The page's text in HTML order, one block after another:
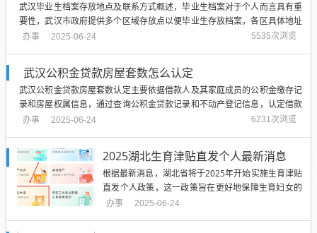
武汉毕业生档案存放地点及联系方式概述，毕业生档案对于个人而言具有重
要性，武汉市政府提供多个区域存放点以便毕业生存放档案，各区具体地址
和电话已附上，方便毕业生查询和办理相关手续，毕业生可根据自身情况选
办事 2025-06-24 5535次浏览
武汉公积金贷款房屋套数怎么认定
武汉公积金贷款房屋套数认定主要依据借款人及其家庭成员的公积金缴存记
录和房屋权属信息，通过查询公积金贷款记录和不动产登记信息，认定借款
人家庭名下房屋套数，具体认定标准可能包括首次购房、二次购房以及多次
办事 2025-06-24 6231次浏览
2025湖北生育津贴直发个人最新消息
根据最新消息，湖北省将于2025年开始实施生育津贴
直发个人政策，这一政策旨在更好地保障生育妇女的
合法权益，鼓励生育并促进家庭和谐，通过直接发放
办事 2025-06-24